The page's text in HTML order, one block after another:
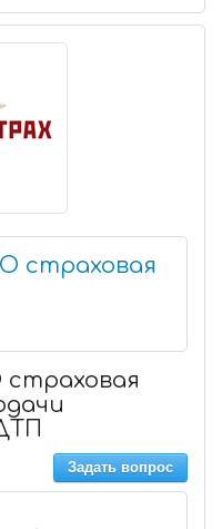
страховая
страховая
Задать вопрос